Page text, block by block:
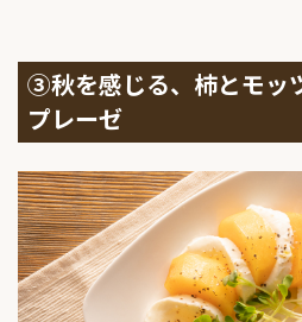
③秋を感じる、柿とモッ
プレーゼ